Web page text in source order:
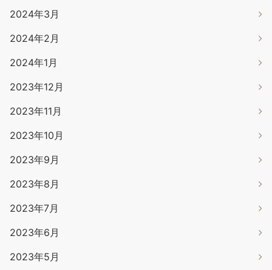
2024年3月
2024年2月
2024年1月
2023年12月
2023年11月
2023年10月
2023年9月
2023年8月
2023年7月
2023年6月
2023年5月